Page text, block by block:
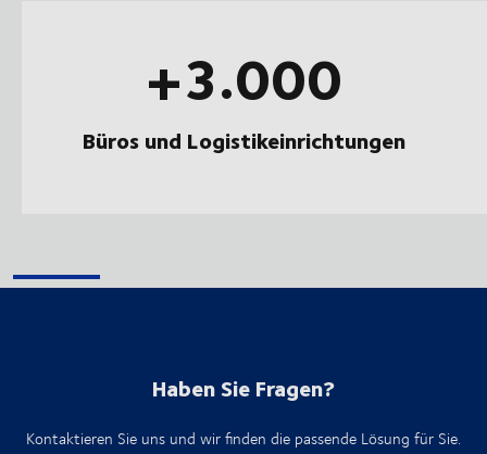
+3.000
Büros und Logistikeinrichtungen
Haben Sie Fragen?
Kontaktieren Sie uns und wir finden die passende Lösung für Sie.